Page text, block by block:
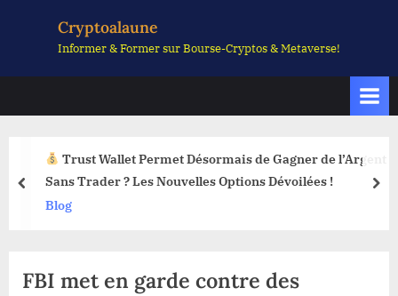
Cryptoalaune
Informer & Former sur Bourse-Cryptos & Metaverse!
Trust Wallet Permet Désormais de Gagner de l’Argent
Sans Trader ? Les Nouvelles Options Dévoilées !
Blog
prev
FBI met en garde contre des